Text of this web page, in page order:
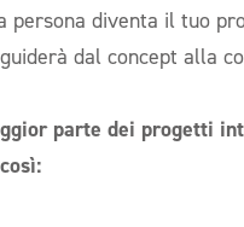
persona diventa il tuo
dal concept alla
parte dei progetti